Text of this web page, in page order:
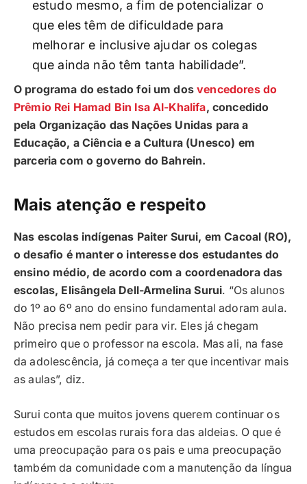
estudo mesmo, a fim de potencializar o
que eles têm de dificuldade para
melhorar e inclusive ajudar os colegas
que ainda não têm tanta habilidade”.
O programa do estado foi um dosvencedores do
Prêmio Rei Hamad Bin Isa Al-Khalifa, concedido
pela Organização das Nações Unidas para a
Educação, a Ciência e a Cultura (Unesco) em
parceria com o governo do Bahrein.
Mais atenção e respeito
Nas escolas indígenas Paiter Surui, em Cacoal (RO),
o desafio é manter o interesse dos estudantes do
ensino médio, de acordo com a coordenadora das
escolas, Elisângela Dell-Armelina Surui. “Os alunos
do 1º ao 6º ano do ensino fundamental adoram aula.
Não precisa nem pedir para vir. Eles já chegam
primeiro que o professor na escola. Mas ali, na fase
da adolescência, já começa a ter que incentivar mais
as aulas”, diz.
Surui conta que muitos jovens querem continuar os
estudos em escolas rurais fora das aldeias. O que é
uma preocupação para os pais e uma preocupação
também da comunidade com a manutenção da língua